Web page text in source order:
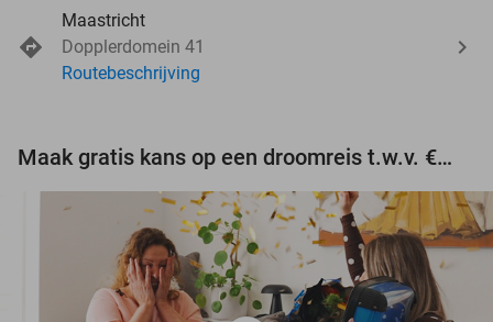
Maastricht
Dopplerdomein 41
Routebeschrijving
Maak gratis kans op een droomreis t.w.v. €3.000!